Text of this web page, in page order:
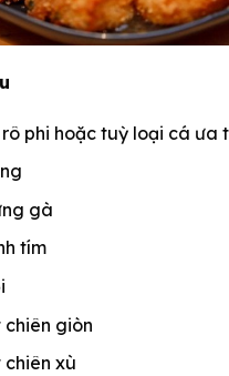
phi hoặc tuỳ loại cá ưa
gà
tím
chiên giòn
chiên xù